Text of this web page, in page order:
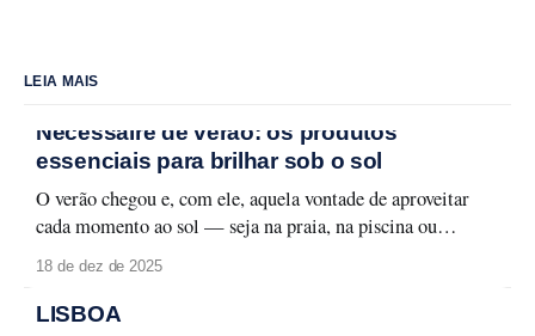
LEIA MAIS
Nécessaire de verão: os produtos
essenciais para brilhar sob o sol
O verão chegou e, com ele, aquela vontade de aproveitar
cada momento ao sol — seja na praia, na piscina ou
naquele passeio ao ar livre. Para curtir a temporada sem
abrir mão do cuidado com a pele e da maquiagem
impecável, é fundamental ter um nécessaire preparado.
18 de dez de 2025
LISBOA